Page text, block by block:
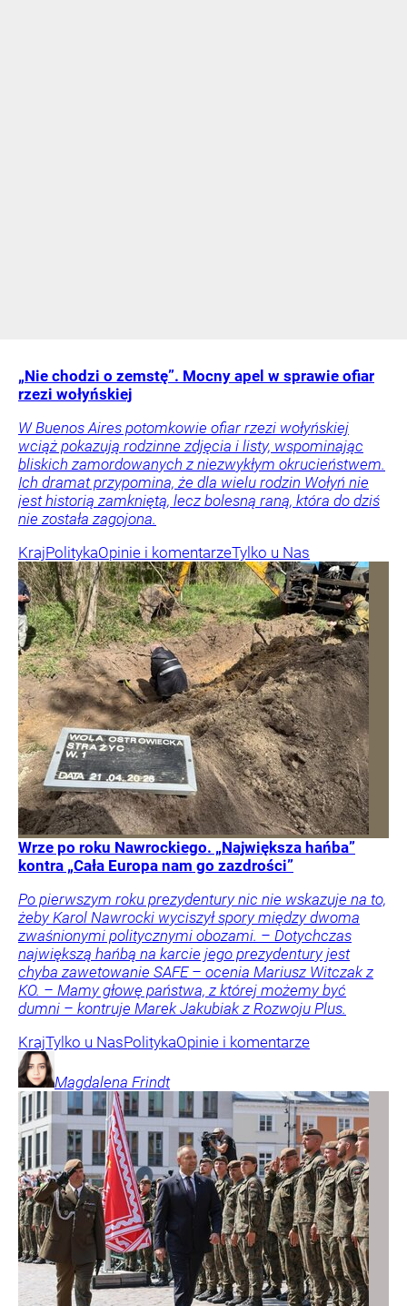
„Nie chodzi o zemstę”. Mocny apel w sprawie ofiar
rzezi wołyńskiej
W Buenos Aires potomkowie ofiar rzezi wołyńskiej
wciąż pokazują rodzinne zdjęcia i listy, wspominając
bliskich zamordowanych z niezwykłym okrucieństwem.
Ich dramat przypomina, że dla wielu rodzin Wołyń nie
jest historią zamkniętą, lecz bolesną raną, która do dziś
nie została zagojona.
KrajPolitykaOpinie i komentarzeTylko u Nas
Wrze po roku Nawrockiego. „Największa hańba”
kontra „Cała Europa nam go zazdrości”
Po pierwszym roku prezydentury nic nie wskazuje na to,
żeby Karol Nawrocki wyciszył spory między dwoma
zwaśnionymi politycznymi obozami. – Dotychczas
największą hańbą na karcie jego prezydentury jest
chyba zawetowanie SAFE – ocenia Mariusz Witczak z
KO. – Mamy głowę państwa, z której możemy być
dumni – kontruje Marek Jakubiak z Rozwoju Plus.
KrajTylko u NasPolitykaOpinie i komentarze
Magdalena Frindt